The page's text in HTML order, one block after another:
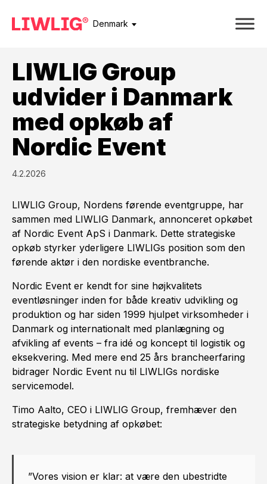
Denmark
LIWLIG Group
udvider i Danmark
med opkøb af
Nordic Event
4.2.2026
LIWLIG Group, Nordens førende eventgruppe, har
sammen med LIWLIG Danmark, annonceret opkøbet
af Nordic Event ApS i Danmark. Dette strategiske
opkøb styrker yderligere LIWLIGs position som den
førende aktør i den nordiske eventbranche.
Nordic Event er kendt for sine højkvalitets
eventløsninger inden for både kreativ udvikling og
produktion og har siden 1999 hjulpet virksomheder i
Danmark og internationalt med planlægning og
afvikling af events – fra idé og koncept til logistik og
eksekvering. Med mere end 25 års brancheerfaring
bidrager Nordic Event nu til LIWLIGs nordiske
servicemodel.
Timo Aalto, CEO i LIWLIG Group, fremhæver den
strategiske betydning af opkøbet:
”Vores vision er klar: at være den ubestridte